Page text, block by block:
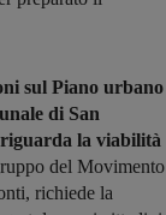
sul Piano urbano
di San
la viabilità
del Movimento
richiede la